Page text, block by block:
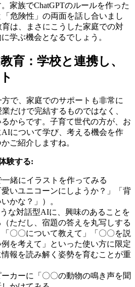
家族でChatGPTのルールを作った
危険性」の両面を話し合いまし
は、まさにこうした家庭での対
学ぶ機会となるでしょう。
育：学校と連携し、
で、家庭でのサポートも非常に
だけで完結するものではなく、
からです。子育て世代の方が、お
について学び、考える機会を作
ご紹介しますね。
験する:
緒にイラストを作ってみる
愛いユニコーンにしようか？」「背
かな？」）。
な対話型AIに、興味のあることを
ただし、宿題の答えを丸写しする
〇〇について教えて」「〇〇を説
を考えて」といった使い方に限定
情報を読み解く姿勢を育むことが重
カーに「〇〇の動物の鳴き声を聞